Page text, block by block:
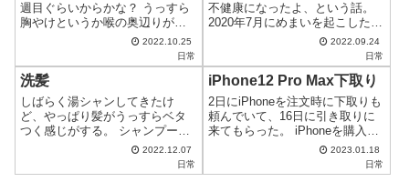
週目ぐらいからかな？ うっすら
胸やけというか喉の奥辺りがモ
ヤモヤした感じがあって、でも
まあご飯は食べられてた。 でも
日を追うごとにモヤモヤがムカ
ムカ🤢になり、ご飯はほんの少
しを口に運びチビチビ噛んでな
んとか飲...
2022.10.25
日常
不健康になったよ、という話。
2020年7月にめまいを起こしたけ
ども、めまいの薬は合わないの
で他の飲み薬2種類と点滴続けた
けど頭がフラフラして歩き回れ
ず、買い物もろくに行けないの
でネットスーパーを使ってた。
病院...
2022.09.24
日常
洗髪
しばらく湯シャンしてきたけ
ど、やっぱり髪がうっすらベタ
つく感じがする。 シャンプー使
ってまた頭皮が痒くなるのはイ
ヤだしなぁ・・・と一思案。 液
体タイプのボディソープを薄め
2022.12.07
日常
iPhone12 Pro Max下取り
2日にiPhoneを注文時に下取りも
頼んでいて、16日に引き取りに
来てもらった。 iPhoneを購入し
た時の箱も必要なのかな～？と
思って、置いてると思ってたと
ころを探してみたけど無かっ
2023.01.18
日常